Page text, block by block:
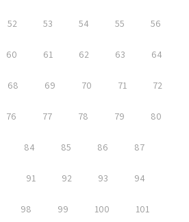
52 53 54 55 56
60 61 62 63 64
68 69 70 71 72
76 77 78 79 80
84 85 86 87
91 92 93 94
98 99 100 101